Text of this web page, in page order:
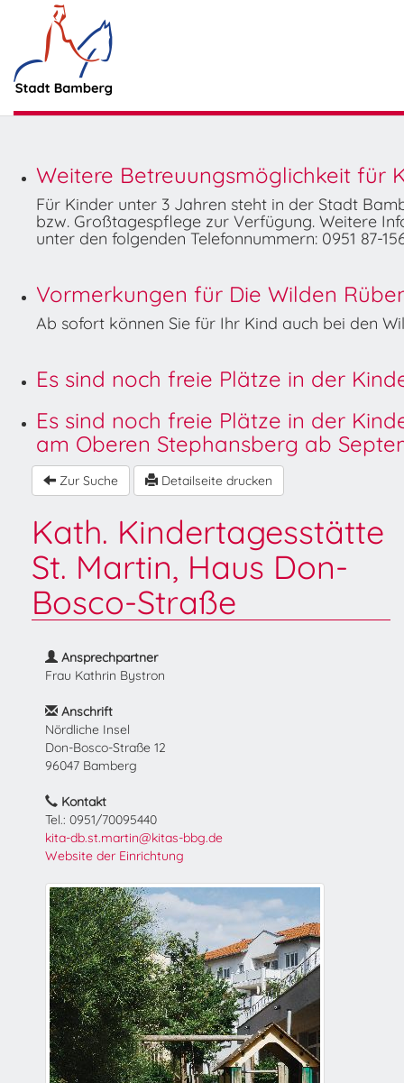
Weitere Betreuungsmöglichkeit für
Für Kinder unter 3 Jahren steht in der Stadt
bzw. Großtagespflege zur Verfügung. Weitere
unter den folgenden Telefonnummern: 0951 87-
Vormerkungen für Die Wilden
Ab sofort können Sie für Ihr Kind auch bei den
Es sind noch freie Plätze in der
Es sind noch freie Plätze in der
am Oberen Stephansberg ab
Zur Suche Detailseite drucken
Kath. Kindertagesstätte
St. Martin, Haus Don-
Bosco-Straße
Ansprechpartner
Frau Kathrin Bystron
Anschrift
Nördliche Insel
Don-Bosco-Straße 12
96047 Bamberg
Kontakt
Tel.: 0951/70095440
kita-db.st.martin@kitas-bbg.de
Website der Einrichtung